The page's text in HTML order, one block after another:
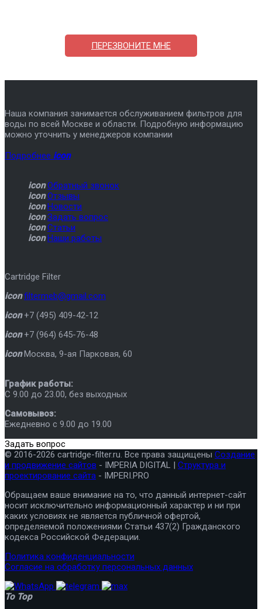
ПЕРЕЗВОНИТЕ МНЕ
Наша компания занимается обслуживанием фильтров для
воды по всей Москве и области. Подробную информацию
можно уточнить у менеджеров компании
Подробнее icon
icon Обратный звонок
icon Отзывы
icon Новости
icon Задать вопрос
icon Статьи
icon Наши работы
Cartridge Filter
icon filtermeb@gmail.com
icon +7 (495) 409-42-12
icon +7 (964) 645-76-48
icon Москва, 9-ая Парковая, 60
График работы:
C 9.00 до 23.00, без выходных
Самовывоз:
Ежедневно с 9.00 до 19.00
Задать вопрос
© 2016-2026 cartridge-filter.ru. Все права защищены Создание
и продвижение сайтов - IMPERIA DIGITAL | Структура и
проектирование сайта - IMPERI.PRO
Обращаем ваше внимание на то, что данный интернет-сайт
носит исключительно информационный характер и ни при
каких условиях не является публичной офертой,
определяемой положениями Статьи 437(2) Гражданского
кодекса Российской Федерации.
Политика конфиденциальности
Согласие на обработку персональных данных
To Top